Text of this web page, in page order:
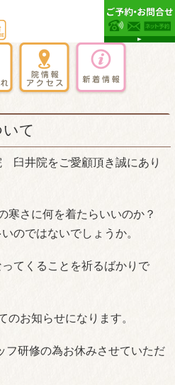
て
臼井院をご愛顧頂き誠にあり
さに何を着たらいいのか？
のではないでしょうか。
てくることを祈るばかりで
のお知らせになります。
研修の為お休みさせていただ